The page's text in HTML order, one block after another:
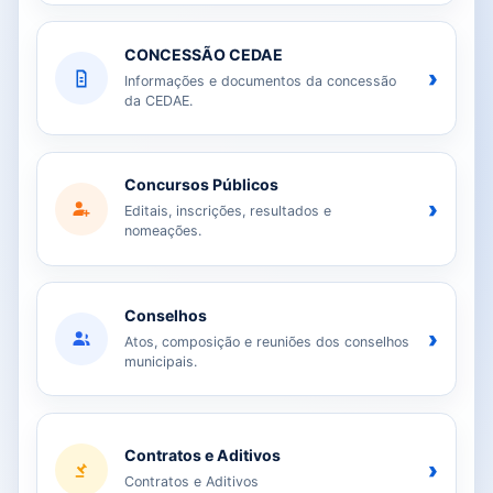
CONCESSÃO CEDAE
Informações e documentos da concessão
da CEDAE.
›
Concursos Públicos
Editais, inscrições, resultados e
nomeações.
›
Conselhos
Atos, composição e reuniões dos conselhos
municipais.
›
Contratos e Aditivos
Contratos e Aditivos ›